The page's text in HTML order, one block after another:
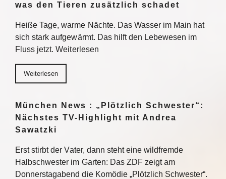
was den Tieren zusätzlich schadet
Heiße Tage, warme Nächte. Das Wasser im Main hat
sich stark aufgewärmt. Das hilft den Lebewesen im
Fluss jetzt. Weiterlesen
Weiterlesen
München News : „Plötzlich Schwester“:
Nächstes TV-Highlight mit Andrea
Sawatzki
Erst stirbt der Vater, dann steht eine wildfremde
Halbschwester im Garten: Das ZDF zeigt am
Donnerstagabend die Komödie „Plötzlich Schwester“.